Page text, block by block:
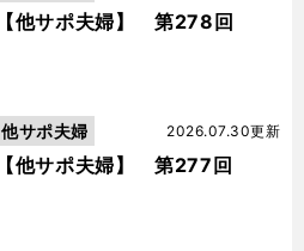
【他サポ夫婦】 第278回
【他サポ夫婦】 第277回
2026.07.30更新
他サポ夫婦